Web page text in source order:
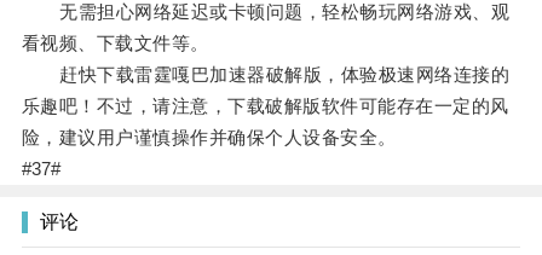
无需担心网络延迟或卡顿问题，轻松畅玩网络游戏、观
看视频、下载文件等。
赶快下载雷霆嘎巴加速器破解版，体验极速网络连接的
乐趣吧！不过，请注意，下载破解版软件可能存在一定的风
险，建议用户谨慎操作并确保个人设备安全。
#37#
评论